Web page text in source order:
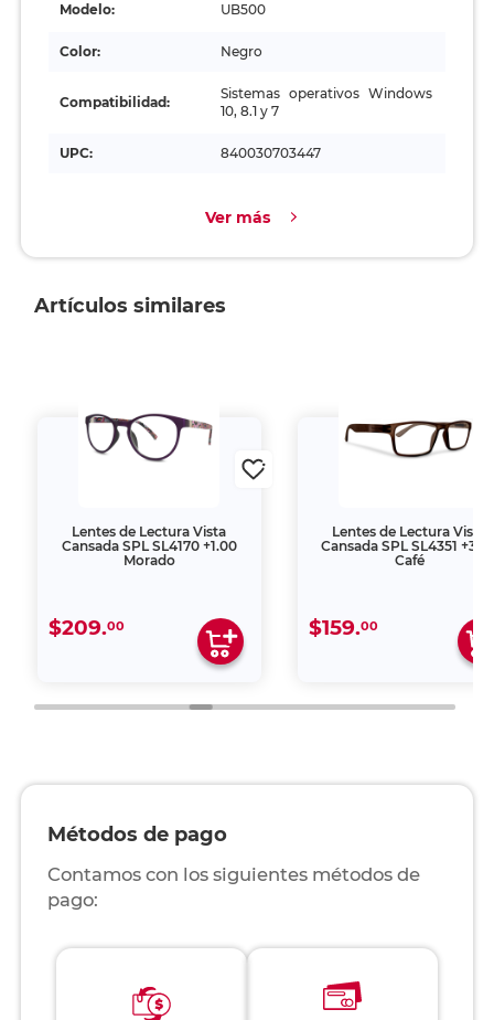
Modelo: UB500
Color: Negro
Compatibilidad:
Sistemas operativos Windows
10, 8.1 y 7
UPC: 840030703447
Ver más
Artículos similares
Lentes de Lectura Vista
Cansada SPL SL4170 +1.00
Morado
$209.00
Lentes de Lectura Vista
Cansada SPL SL4351
Café
$159.00
Métodos de pago
Contamos con los siguientes métodos de
pago: